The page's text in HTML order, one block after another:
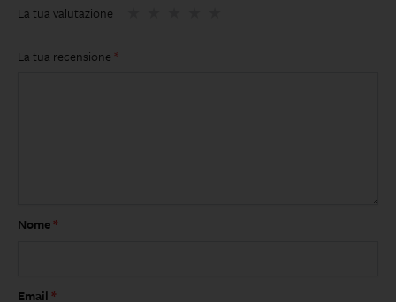
La tua valutazione
La tua recensione *
Nome*
Email*